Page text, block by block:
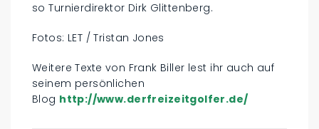
so Turnierdirektor Dirk Glittenberg.
Fotos: LET / Tristan Jones
Weitere Texte von Frank Biller lest ihr auch auf
seinem persönlichen
Blog http://www.derfreizeitgolfer.de/